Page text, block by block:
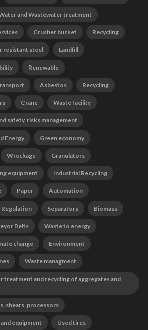
and Wastewater treatment
Crusher bucket Recycling
resistant steel Landfill
Renewable
Asbestos Recycling
Crane Waste facility
safety, risks management
Energy Green economy
Wreckage Granulators
equipment Industrial Recycling
Paper Automation
Regulation Separators Biomass
Belts Waste to energy
change Environment
Waste managment
treatment and recycling of aggregates and
shears, processors
equipment Used tires